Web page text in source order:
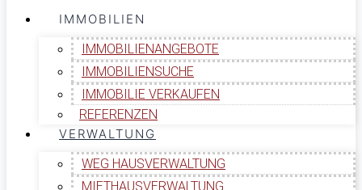
IMMOBILIEN
IMMOBILIENANGEBOTE
IMMOBILIENSUCHE
IMMOBILIE VERKAUFEN
REFERENZEN
VERWALTUNG
WEG HAUSVERWALTUNG
MIETHAUSVERWALTUNG